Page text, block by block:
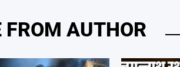
FROM AUTHOR